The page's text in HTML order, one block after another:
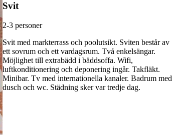
Svit
2-3 personer
Svit med markterrass och poolutsikt. Sviten består av
ett sovrum och ett vardagsrum. Två enkelsängar.
Möjlighet till extrabädd i bäddsoffa. Wifi,
luftkonditionering och deponering ingår. Takfläkt.
Minibar. Tv med internationella kanaler. Badrum med
dusch och wc. Städning sker var tredje dag.